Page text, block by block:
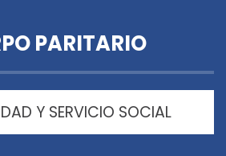
PARITARIO
Y SERVICIO SOCIAL